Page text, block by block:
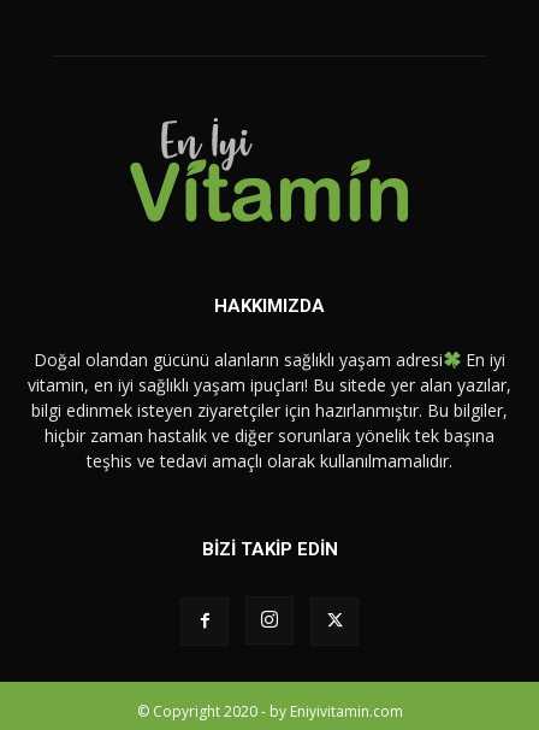
HAKKIMIZDA
Doğal olandan gücünü alanların sağlıklı yaşam adresi
En iyi
vitamin, en iyi sağlıklı yaşam ipuçları! Bu sitede yer alan yazılar,
bilgi edinmek isteyen ziyaretçiler için hazırlanmıştır. Bu bilgiler,
hiçbir zaman hastalık ve diğer sorunlara yönelik tek başına
teşhis ve tedavi amaçlı olarak kullanılmamalıdır.
BİZİ TAKİP EDİN
© Copyright 2020 - by Eniyivitamin.com